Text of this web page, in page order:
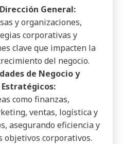
General:
y organizaciones,
corporativas y
clave que impacten la
del negocio.
de Negocio y
como finanzas,
ventas, logística y
asegurando eficiencia y
objetivos corporativos.